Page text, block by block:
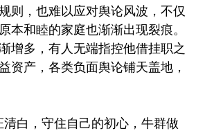
则，也难以应对舆论风波，不仅
本和睦的家庭也渐渐出现裂痕。
增多，有人无端指控他借挂职之
资产，各类负面舆论铺天盖地，
清白，守住自己的初心，牛群做